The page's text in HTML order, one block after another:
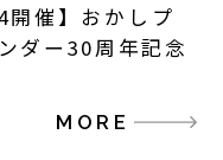
催】おかしプ
ダー30周年記念
MORE